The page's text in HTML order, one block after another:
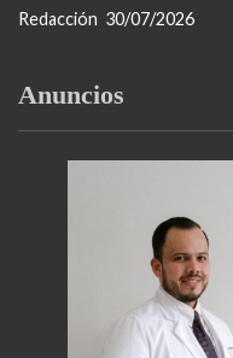
Redacción 30/07/2026
Anuncios